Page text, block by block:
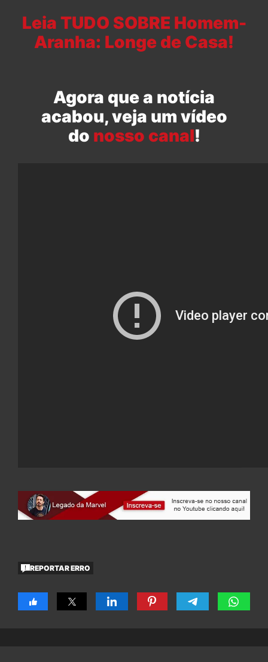
Leia TUDO SOBRE Homem-
Aranha: Longe de Casa!
Agora que a notícia
acabou, veja um vídeo
do nosso canal!
REPORTAR ERRO